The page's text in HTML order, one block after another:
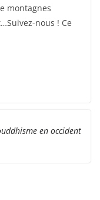
montagnes
nous ! Ce
en occident